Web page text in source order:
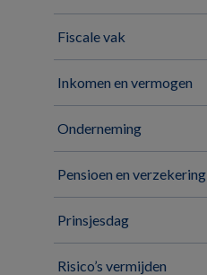
Fiscale vak
Inkomen en vermogen
Onderneming
Pensioen en verzekering
Prinsjesdag
Risico’s vermijden